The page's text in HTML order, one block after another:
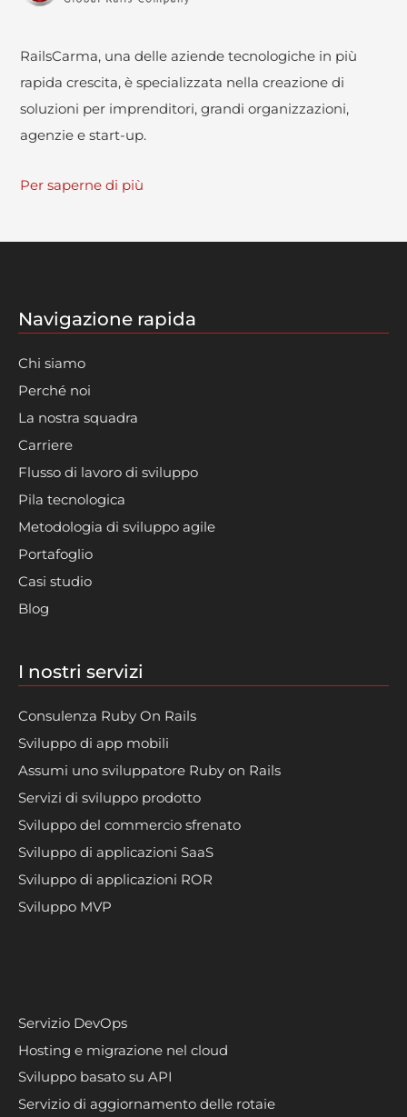
RailsCarma, una delle aziende tecnologiche in più
rapida crescita, è specializzata nella creazione di
soluzioni per imprenditori, grandi organizzazioni,
agenzie e start-up.
Per saperne di più
Navigazione rapida
Chi siamo
Perché noi
La nostra squadra
Carriere
Flusso di lavoro di sviluppo
Pila tecnologica
Metodologia di sviluppo agile
Portafoglio
Casi studio
Blog
I nostri servizi
Consulenza Ruby On Rails
Sviluppo di app mobili
Assumi uno sviluppatore Ruby on Rails
Servizi di sviluppo prodotto
Sviluppo del commercio sfrenato
Sviluppo di applicazioni SaaS
Sviluppo di applicazioni ROR
Sviluppo MVP
Servizio DevOps
Hosting e migrazione nel cloud
Sviluppo basato su API
Servizio di aggiornamento delle rotaie